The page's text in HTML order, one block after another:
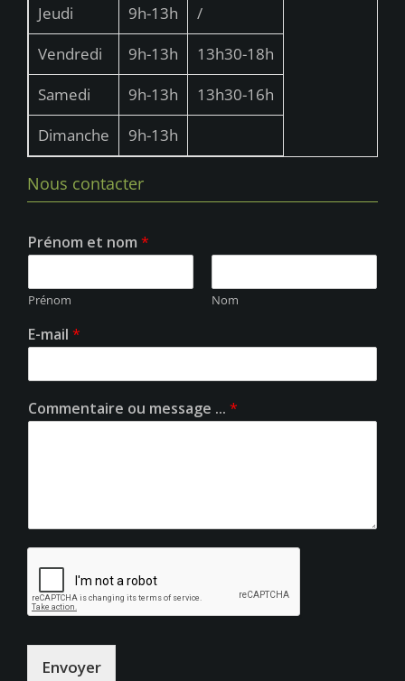
è
m
Jeudi 9h-13h
/
Vendredi
9h-13h
13h30-18h
Samedi
9h-13h
13h30-16h
Dimanche
9h-13h
Nous contacter
Prénom et nom *
Prénom Nom
E-mail *
Commentaire ou message ... *
Envoyer